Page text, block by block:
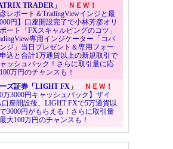
TRADER」
ＮＥＷ！
彦レポート＆TradingViewインジと最
円】口座開設完了で小林芳彦オリ
ート「FXスキャルピングのコツ」
専用インジケーター「コバ
ジ」当日プレゼント＆専用フォー
込と合計1万通貨以上の新規取引で
ッシュバック！さらに取引量に応
万円のチャンスも！
ズ証券「LIGHT FX」
ＮＥＷ！
万3000円キャッシュバック】ザイ
座開設後、LIGHT FXで5万通貨以
3000円がもらえる！さらに取引量
大100万円のチャンスも！